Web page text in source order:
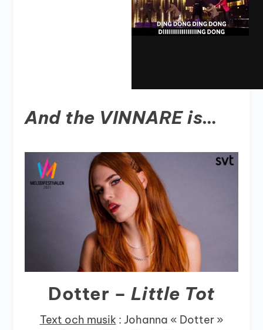
And the VINNARE is…
Dotter – Little Tot
Text och musik : Johanna « Dotter »